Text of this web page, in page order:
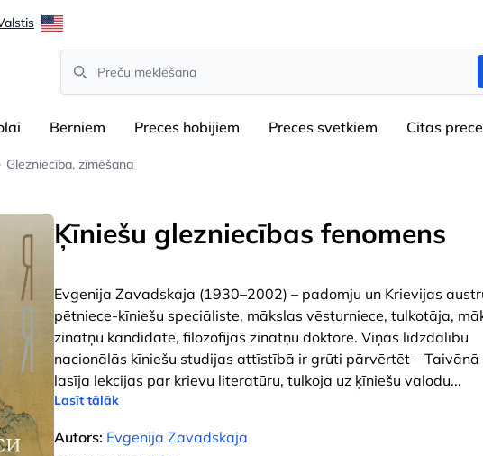
Search
Bērniem Preces hobijiem Preces svētkiem Сitas
Glezniecība, zīmēšana
Ķīniešu glezniecības fenomens
Evgenija Zavadskaja (1930–2002) – padomju un Krievijas
pētniece-kīniešu speciāliste, mākslas vēsturniece, tulkotāja,
zinātņu kandidāte, filozofijas zinātņu doktore. Viņas līdzdalību
nacionālās kīniešu studijas attīstībā ir grūti pārvērtēt – Taivānā
lasīja lekcijas par krievu literatūru, tulkoja uz ķīniešu valodu...
Lasīt tālāk
Autors: Evgenija Zavadskaja